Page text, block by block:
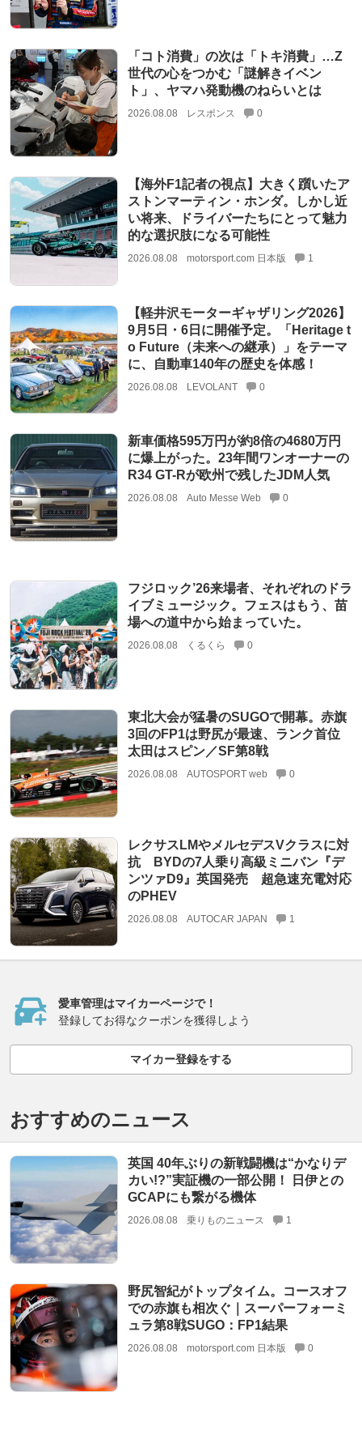
「コト消費」の次は「トキ消費」…Z
世代の心をつかむ「謎解きイベン
ト」、ヤマハ発動機のねらいとは
2026.08.08 レスポンス 0
【海外F1記者の視点】大きく躓いたア
ストンマーティン・ホンダ。しかし近
い将来、ドライバーたちにとって魅力
的な選択肢になる可能性
2026.08.08 motorsport.com 日本版 1
【軽井沢モーターギャザリング2026】
9月5日・6日に開催予定。「Heritage t
o Future（未来への継承）」をテーマ
に、自動車140年の歴史を体感！
2026.08.08 LEVOLANT 0
新車価格595万円が約8倍の4680万円
に爆上がった。23年間ワンオーナーの
R34 GT-Rが欧州で残したJDM人気
2026.08.08 Auto Messe Web 0
フジロック’26来場者、それぞれのドラ
イブミュージック。フェスはもう、苗
場への道中から始まっていた。
2026.08.08 くるくら 0
東北大会が猛暑のSUGOで開幕。赤旗
3回のFP1は野尻が最速、ランク首位
太田はスピン／SF第8戦
2026.08.08 AUTOSPORT web 0
レクサスLMやメルセデスVクラスに対
抗 BYDの7人乗り高級ミニバン『デ
ンツァD9』英国発売 超急速充電対応
のPHEV
2026.08.08 AUTOCAR JAPAN 1
愛車管理はマイカーページで！
登録してお得なクーポンを獲得しよう
マイカー登録をする
おすすめのニュース
英国 40年ぶりの新戦闘機は“かなりデ
カい!?”実証機の一部公開！ 日伊との
GCAPにも繋がる機体
2026.08.08 乗りものニュース 1
野尻智紀がトップタイム。コースオフ
での赤旗も相次ぐ｜スーパーフォーミ
ュラ第8戦SUGO：FP1結果
2026.08.08 motorsport.com 日本版 0